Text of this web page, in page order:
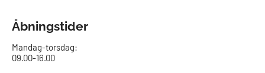
Åbningstider
Mandag-torsdag:
09.00-16.00​